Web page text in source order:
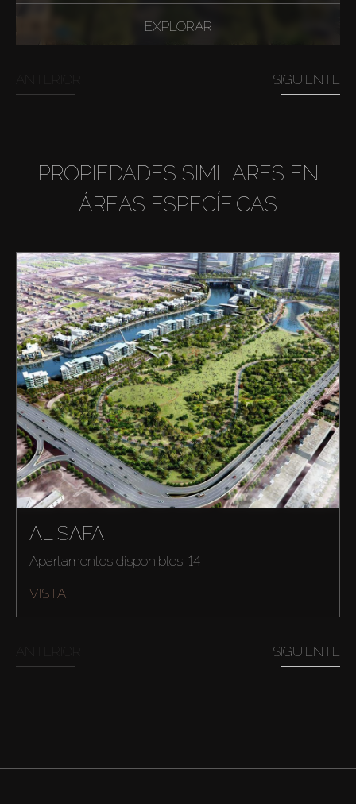
EXPLORAR
SIGUIENTE
PROPIEDADES SIMILARES EN
ÁREAS ESPECÍFICAS
AL SAFA
Apartamentos disponibles: 14
VISTA
SIGUIENTE